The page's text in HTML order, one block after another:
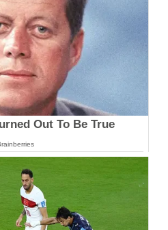
Out To Be True